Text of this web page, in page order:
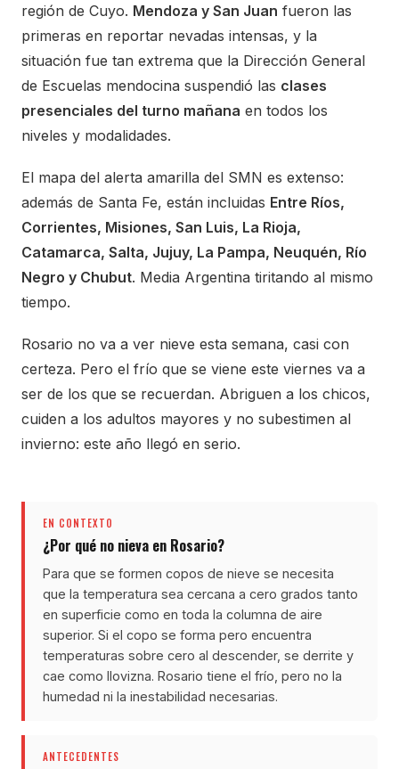
región de Cuyo. Mendoza y San Juan fueron las
primeras en reportar nevadas intensas, y la
situación fue tan extrema que la Dirección General
de Escuelas mendocina suspendió las clases
presenciales del turno mañana en todos los
niveles y modalidades.
El mapa del alerta amarilla del SMN es extenso:
además de Santa Fe, están incluidas Entre Ríos,
Corrientes, Misiones, San Luis, La Rioja,
Catamarca, Salta, Jujuy, La Pampa, Neuquén, Río
Negro y Chubut. Media Argentina tiritando al mismo
tiempo.
Rosario no va a ver nieve esta semana, casi con
certeza. Pero el frío que se viene este viernes va a
ser de los que se recuerdan. Abriguen a los chicos,
cuiden a los adultos mayores y no subestimen al
invierno: este año llegó en serio.
EN CONTEXTO
¿Por qué no nieva en Rosario?
Para que se formen copos de nieve se necesita
que la temperatura sea cercana a cero grados tanto
en superficie como en toda la columna de aire
superior. Si el copo se forma pero encuentra
temperaturas sobre cero al descender, se derrite y
cae como llovizna. Rosario tiene el frío, pero no la
humedad ni la inestabilidad necesarias.
ANTECEDENTES